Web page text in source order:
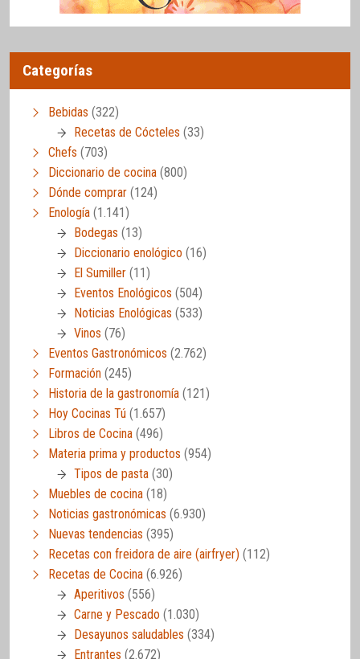
Categorías
Bebidas (322)
Recetas de Cócteles (33)
Chefs (703)
Diccionario de cocina (800)
Dónde comprar (124)
Enología (1.141)
Bodegas (13)
Diccionario enológico (16)
El Sumiller (11)
Eventos Enológicos (504)
Noticias Enológicas (533)
Vinos (76)
Eventos Gastronómicos (2.762)
Formación (245)
Historia de la gastronomía (121)
Hoy Cocinas Tú (1.657)
Libros de Cocina (496)
Materia prima y productos (954)
Tipos de pasta (30)
Muebles de cocina (18)
Noticias gastronómicas (6.930)
Nuevas tendencias (395)
Recetas con freidora de aire (airfryer) (112)
Recetas de Cocina (6.926)
Aperitivos (556)
Carne y Pescado (1.030)
Desayunos saludables (334)
Entrantes (2.672)